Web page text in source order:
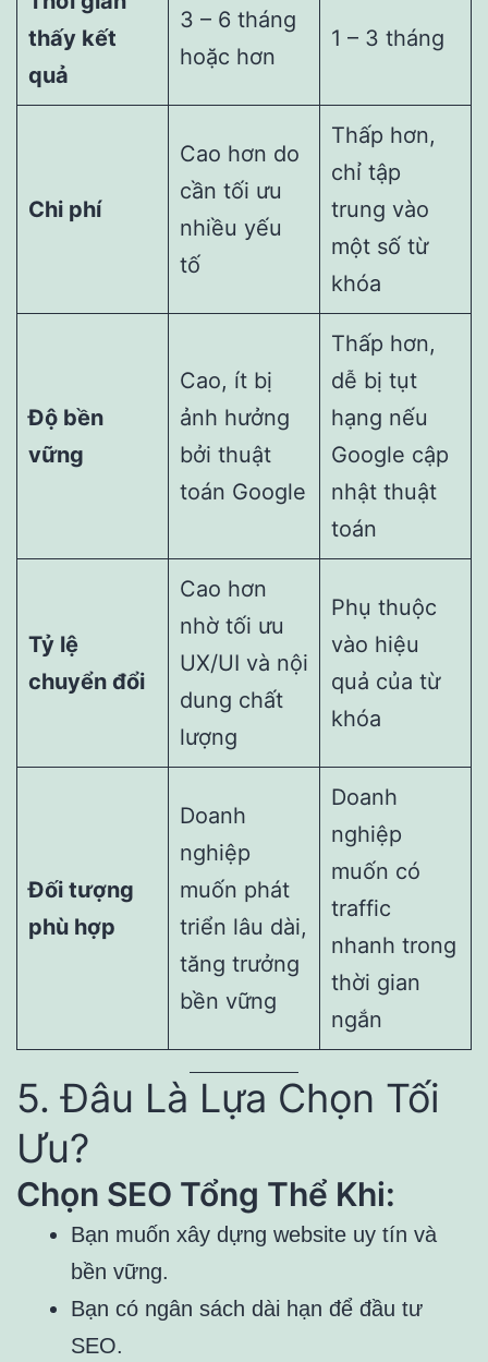
thấy kết
quả
3 – 6 tháng
hoặc hơn
1 – 3 tháng
Chi phí
Cao hơn do
cần tối ưu
nhiều yếu
tố
Thấp hơn,
chỉ tập
trung vào
một số từ
khóa
Độ bền
vững
Cao, ít bị
ảnh hưởng
bởi thuật
toán Google
Thấp hơn,
dễ bị tụt
hạng nếu
Google cập
nhật thuật
toán
Tỷ lệ
chuyển đổi
Cao hơn
nhờ tối ưu
UX/UI và nội
dung chất
lượng
Phụ thuộc
vào hiệu
quả của từ
khóa
Đối tượng
phù hợp
Doanh
nghiệp
muốn phát
triển lâu dài,
tăng trưởng
bền vững
Doanh
nghiệp
muốn có
traffic
nhanh trong
thời gian
ngắn
5. Đâu Là Lựa Chọn Tối
Ưu?
Chọn SEO Tổng Thể Khi:
Bạn muốn xây dựng website uy tín và
bền vững.
Bạn có ngân sách dài hạn để đầu tư
SEO.